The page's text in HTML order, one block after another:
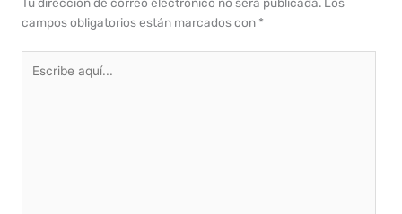
campos obligatorios están marcados con *
aquí...